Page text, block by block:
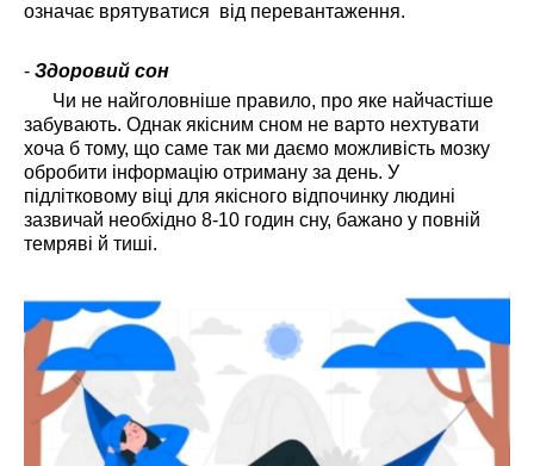
означає врятуватися від перевантаження.
- Здоровий сон
Чи не найголовніше правило, про яке найчастіше
забувають. Однак якісним сном не варто нехтувати
хоча б тому, що саме так ми даємо можливість мозку
обробити інформацію отриману за день. У
підлітковому віці для якісного відпочинку людині
зазвичай необхідно 8-10 годин сну, бажано у повній
темряві й тиші.